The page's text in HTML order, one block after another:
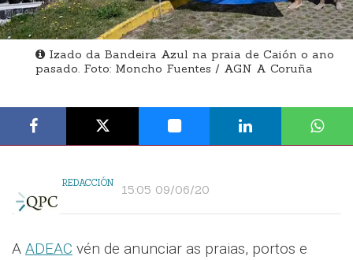
Izado da Bandeira Azul na praia de Caión o ano
pasado. Foto: Moncho Fuentes / AGN A Coruña
REDACCIÓN 15:05 09/06/20
A ADEAC vén de anunciar as praias, portos e